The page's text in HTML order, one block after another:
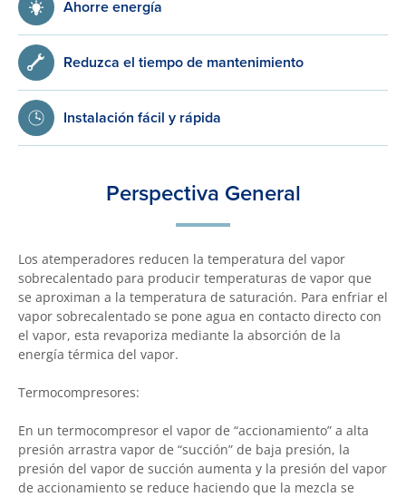
Ahorre energía
Reduzca el tiempo de mantenimiento
Instalación fácil y rápida
Perspectiva General
Los atemperadores reducen la temperatura del vapor
sobrecalentado para producir temperaturas de vapor que
se aproximan a la temperatura de saturación. Para enfriar el
vapor sobrecalentado se pone agua en contacto directo con
el vapor, esta revaporiza mediante la absorción de la
energía térmica del vapor.
Termocompresores:
En un termocompresor el vapor de “accionamiento” a alta
presión arrastra vapor de “succión” de baja presión, la
presión del vapor de succión aumenta y la presión del vapor
de accionamiento se reduce haciendo que la mezcla se